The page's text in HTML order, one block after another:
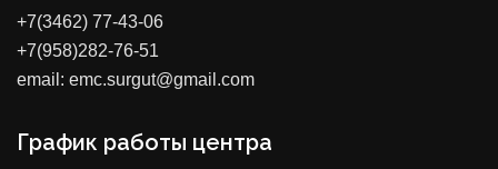
+7(3462) 77-43-06
+7(958)282-76-51
email: emc.surgut@gmail.com
График работы центра